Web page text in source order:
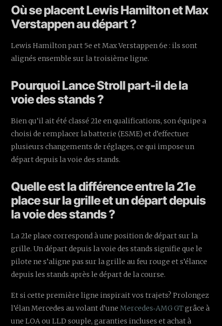
Où se placent Lewis Hamilton et Max
Verstappen au départ ?
Lewis Hamilton part 5e et Max Verstappen 6e : ils sont
alignés ensemble sur la troisième ligne.
Pourquoi Lance Stroll part-il de la
voie des stands ?
Bien qu’il ait été classé 21e en qualifications, son équipe a
choisi de remplacer la batterie (ESME) et d’effectuer
plusieurs changements de réglages, ce qui impose un
départ depuis la voie des stands.
Quelle est la différence entre la 21e
place sur la grille et un départ depuis
la voie des stands ?
La 21e place correspond à une position de départ sur la
grille. Un départ depuis la voie des stands signifie que le
pilote ne s’aligne pas sur la grille au feu rouge et s’élance
depuis les stands après le départ de la course.
Et si cette première ligne inspirait vos trajets? Prolongez
l’élan Mercedes au volant d’uneMercedes‑AMG GTgrâce à
une LOA ou LLD souple, garanties incluses et achat à